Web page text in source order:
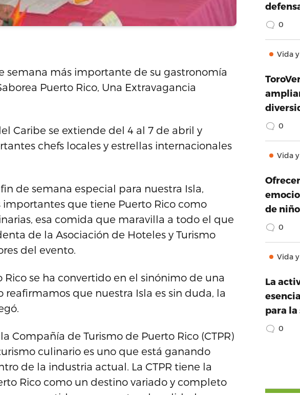
semana más importante de su gastronomía
Puerto Rico, Una Extravagancia
Caribe se extiende del 4 al 7 de abril y
chefs locales y estrellas internacionales
de semana especial para nuestra Isla,
que tiene Puerto Rico como
esa comida que maravilla a todo el que
de la Asociación de Hoteles y Turismo
del evento.
Rico se ha convertido en el sinónimo de una
que nuestra Isla es sin duda, la
Compañía de Turismo de Puerto Rico (CTPR)
culinario es uno que está ganando
de la industria actual. La CTPR tiene la
Rico como un destino variado y completo
0
Vida
0
Vida
de
0
Vida
La
para la
0